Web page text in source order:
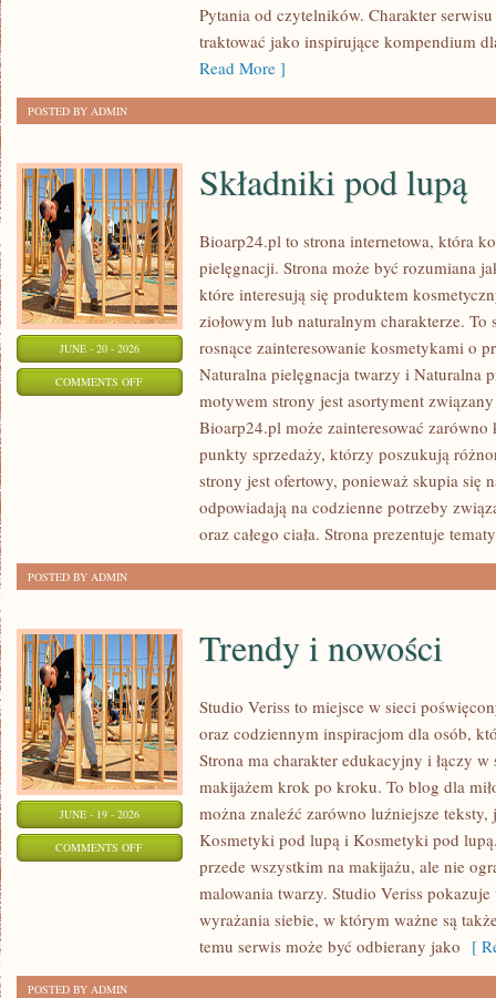
Pytania od czytelników. Charakter
traktować jako inspirujące kompendium
Read More ]
POSTED BY ADMIN
JUNE - 20 - 2026
COMMENTS OFFON
SKŁADNIKI
Składniki pod lupą
Bioarp24.pl to strona internetowa, która
pielęgnacji. Strona może być rozumiana
które interesują się produktem
ziołowym lub naturalnym charakterze.
rosnące zainteresowanie kosmetykami o
Naturalna pielęgnacja twarzy i Naturalna
motywem strony jest asortyment
Bioarp24.pl może zainteresować
punkty sprzedaży, którzy poszukują
strony jest ofertowy, ponieważ skupia się
odpowiadają na codzienne potrzeby
oraz całego ciała. Strona prezentuje
POSTED BY ADMIN
JUNE - 19 - 2026
COMMENTS OFFON
Trendy i nowości
Studio Veriss to miejsce w sieci
oraz codziennym inspiracjom dla osób,
Strona ma charakter edukacyjny i łączy
makijażem krok po kroku. To blog dla
można znaleźć zarówno luźniejsze
Kosmetyki pod lupą i Kosmetyki pod
przede wszystkim na makijażu, ale nie
malowania twarzy. Studio Veriss
wyrażania siebie, w którym ważne są
temu serwis może być odbierany jako [
POSTED BY ADMIN